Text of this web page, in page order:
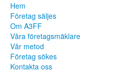
Hem
Företag säljes
Om A3FF
Våra företagsmäklare
Vår metod
Företag sökes
Kontakta oss